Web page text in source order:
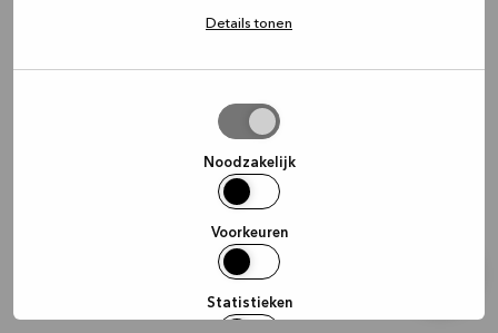
Details tonen
Noodzakelijk
Voorkeuren
Statistieken